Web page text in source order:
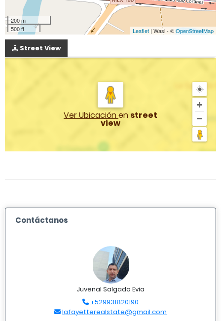
200 m
500 ft
Leaflet | Wasi - ©OpenStreetMap
Street View
Ver Ubicaciónen street
view
Contáctanos
Juvenal Salgado Evia
+529931820190
lafayetterealstate@gmail.com